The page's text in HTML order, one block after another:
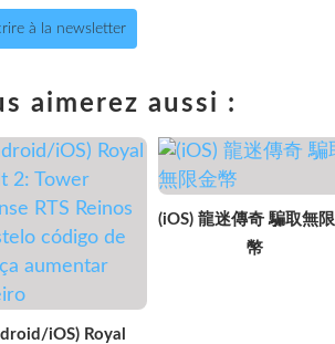
à la newsletter
aimerez aussi :
iOS) Royal
(iOS) 龍迷傳奇 騙取無
幣